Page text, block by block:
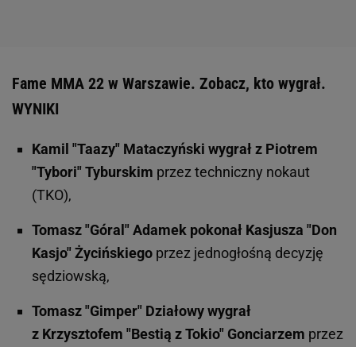
Fame MMA 22 w Warszawie. Zobacz, kto wygrał.
WYNIKI
Kamil "Taazy" Mataczyński wygrał z Piotrem
"Tybori" Tyburskim przez techniczny nokaut
(TKO),
Tomasz "Góral" Adamek pokonał Kasjusza "Don
Kasjo" Życińskiego przez jednogłośną decyzję
sędziowską,
Tomasz "Gimper" Działowy wygrał
z Krzysztofem "Bestią z Tokio" Gonciarzem przez